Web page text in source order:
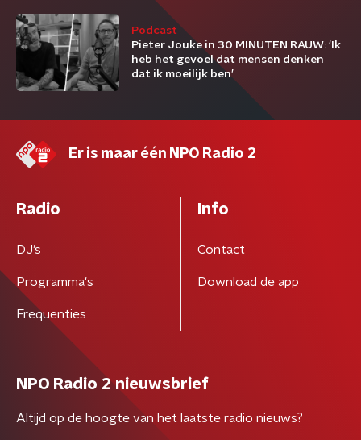
Podcast
Pieter Jouke in 30 MINUTEN RAUW: ‘Ik
heb het gevoel dat mensen denken
dat ik moeilijk ben’
Er is maar één NPO Radio 2
Radio
DJ’s
Programma's
Frequenties
Info
Contact
Download de app
NPO Radio 2 nieuwsbrief
Altijd op de hoogte van het laatste radio nieuws?